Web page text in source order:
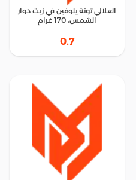
العلالي تونة يلوفين في زيت دوار
الشمس، 170 غرام
0.7